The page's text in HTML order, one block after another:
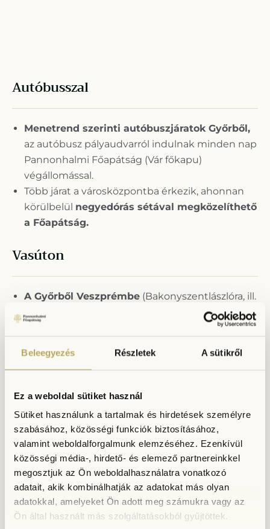
Beleegyezés Részletek A sütikről
Ez a weboldal sütiket használ
Sütiket használunk a tartalmak és hirdetések személyre
szabásához, közösségi funkciók biztosításához,
valamint weboldalforgalmunk elemzéséhez. Ezenkívül
közösségi média-, hirdető- és elemező partnereinkkel
megosztjuk az Ön weboldalhasználatra vonatkozó
adatait, akik kombinálhatják az adatokat más olyan
adatokkal, amelyeket Ön adott meg számukra vagy az
Ön által használt más szolgáltatásokból gyűjtöttek.
Autóbusszal
Menetrend szerinti autóbuszjáratok Győrből,
az autóbusz pályaudvarról indulnak minden nap
Pannonhalmi Főapátság (Vár főkapu)
végállomással.
Több járat a városközpontba érkezik, ahonnan
körülbelül negyedórás sétával megközelíthető
a Főapátság.
Vasúton
A Győrből Veszprémbe (Bakonyszentlászlóra, ill.
Zircre) induló szerelvények érintik Pannonhalma
található a Főapátság épületétől
emlékhelyhez diákcsoportok számára az utazás
igénybevételének pontos feltételeiről a MÁV
honlapján tájékozódhatnak:
https://www.mavcsoport.hu/mav-
start/belfoldi-utazas/tudnivalokcsoportos-
utazas-szervezesehez
Kerékpárral